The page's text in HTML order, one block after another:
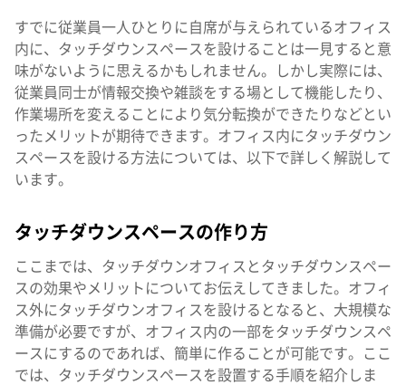
すでに従業員一人ひとりに自席が与えられているオフィス
内に、タッチダウンスペースを設けることは一見すると意
味がないように思えるかもしれません。しかし実際には、
従業員同士が情報交換や雑談をする場として機能したり、
作業場所を変えることにより気分転換ができたりなどとい
ったメリットが期待できます。オフィス内にタッチダウン
スペースを設ける方法については、以下で詳しく解説して
います。
タッチダウンスペースの作り方
ここまでは、タッチダウンオフィスとタッチダウンスペー
スの効果やメリットについてお伝えしてきました。オフィ
ス外にタッチダウンオフィスを設けるとなると、大規模な
準備が必要ですが、オフィス内の一部をタッチダウンスペ
ースにするのであれば、簡単に作ることが可能です。ここ
では、タッチダウンスペースを設置する手順を紹介しま